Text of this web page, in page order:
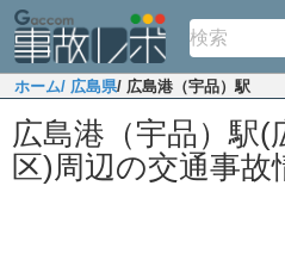
ホーム/ 広島県/ 広島港（宇品）駅
広島港（宇品）駅(
区)周辺の交通事故